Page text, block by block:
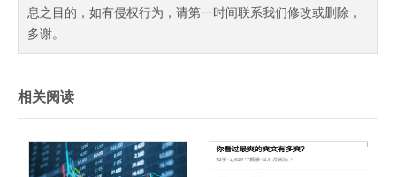
息之目的，如有侵权行为，请第一时间联系我们修改或删除，
多谢。
相关阅读